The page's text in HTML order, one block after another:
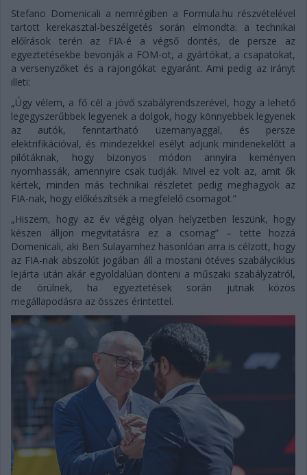
Stefano Domenicali a nemrégiben a Formula.hu részvételével
tartott kerekasztal-beszélgetés során elmondta: a technikai
előírások terén az FIA-é a végső döntés, de persze az
egyeztetésekbe bevonják a FOM-ot, a gyártókat, a csapatokat,
a versenyzőket és a rajongókat egyaránt. Ami pedig az irányt
illeti:
„Úgy vélem, a fő cél a jövő szabályrendszerével, hogy a lehető
legegyszerűbbek legyenek a dolgok, hogy könnyebbek legyenek
az autók, fenntartható üzemanyaggal, és persze
elektrifikációval, és mindezekkel esélyt adjunk mindenekelőtt a
pilótáknak, hogy bizonyos módon annyira keményen
nyomhassák, amennyire csak tudják. Mivel ez volt az, amit ők
kértek, minden más technikai részletet pedig meghagyok az
FIA-nak, hogy előkészítsék a megfelelő csomagot.”
„Hiszem, hogy az év végéig olyan helyzetben leszünk, hogy
készen álljon megvitatásra ez a csomag” – tette hozzá
Domenicali, aki Ben Sulayamhez hasonlóan arra is célzott, hogy
az FIA-nak abszolút jogában áll a mostani ötéves szabályciklus
lejárta után akár egyoldalúan dönteni a műszaki szabályzatról,
de örülnek, ha egyeztetések során jutnak közös
megállapodásra az összes érintettel.